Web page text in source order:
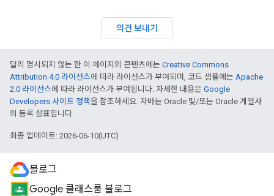
의견 보내기
달리 명시되지 않는 한 이 페이지의 콘텐츠에는 Creative Commons
Attribution 4.0 라이선스에 따라 라이선스가 부여되며, 코드 샘플에는 Apache
2.0 라이선스에 따라 라이선스가 부여됩니다. 자세한 내용은 Google
Developers 사이트 정책을 참조하세요. 자바는 Oracle 및/또는 Oracle 계열사
의 등록 상표입니다.
최종 업데이트: 2026-06-10(UTC)
블로그
Google 클래스룸 블로그